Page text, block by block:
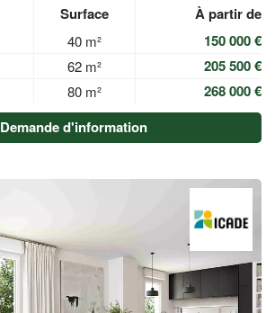
Surface À partir de
40 m² 150 000 €
62 m² 205 500 €
80 m²
268 000 €
Demande d'information